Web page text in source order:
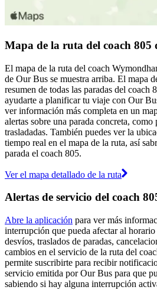
Mapa de la ruta del coach 805
El mapa de la ruta del coach
de Our Bus se muestra arriba. El mapa
resumen de todas las paradas del coach
ayudarte a planificar tu viaje con Our
ver información más completa en un
alertas sobre una parada concreta, como
trasladadas. También puedes ver la
tiempo real en el mapa de la ruta, así
parada el coach 805.
Ver el mapa detallado de la ruta
Alertas de servicio del coach
Abre la aplicación para ver más
interrupción que pueda afectar al
desvíos, traslados de paradas,
cambios en el servicio de la ruta del
permite suscribirte para recibir
servicio emitida por Our Bus para que
sabiendo si hay alguna interrupción